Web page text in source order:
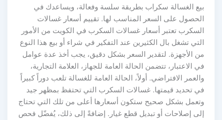
بيع الغسالة سكراب بطريقة سلسة وفعالة، ويساعدك في
الحصول على السعر المناسب لها. تقييم أسعار غسالات
السكرب تعتبر أسعار غسالات السكرب في الكويت من الأمور
التي تشغل بال الكثيرين عند التفكير في شراء أو بيع هذا النوع
من الأجهزة. لتقدير السعر بشكل دقيق، يجب أخذ عدة عوامل
في الاعتبار، تتضمن الحالة العامة للجهاز، العلامة التجارية،
والعمر الافتراضي. أولاً، الحالة العامة للغسالة تلعب دوراً كبيراً
في تحديد قيمتها. غسالات السكرب التي تحتفظ بمظهر جيد
وتعمل بشكل صحيح ستكون أسعارها أعلى من تلك التي تحتاج
إلى إصلاحات أو تبديل قطع غيار. إضافةً إلى ذلك، يُفضّل فحص